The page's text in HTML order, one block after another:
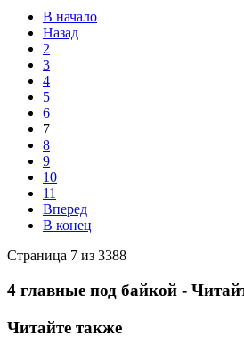
В начало
Назад
2
3
4
5
6
7
8
9
10
11
Вперед
В конец
Страница 7 из 3388
4 главные под байкой -
Читайте также